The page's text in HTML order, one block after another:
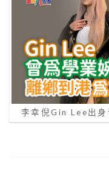
李幸倪Gin Lee出